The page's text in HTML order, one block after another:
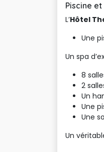
Piscine et
L’Hôtel
Une
Un spa
8
2
Un
Une
Une
Un